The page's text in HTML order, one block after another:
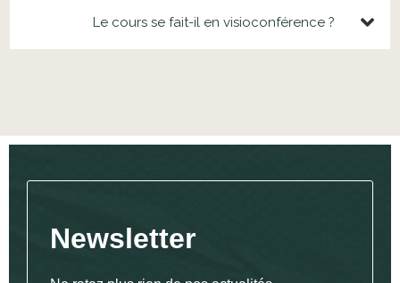
Le cours se fait-il en visioconférence ?